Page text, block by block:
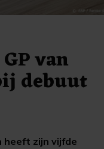
van
debuut
heeft zijn vijfde